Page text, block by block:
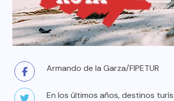
Armando de la Garza/FIPETUR
En los últimos años, destinos